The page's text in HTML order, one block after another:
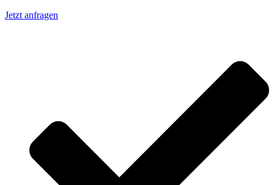
Jetzt anfragen